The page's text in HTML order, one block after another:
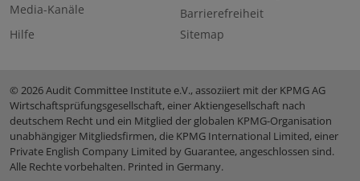
Media-Kanäle
Barrierefreiheit
Hilfe
Sitemap
© 2026 Audit Committee Institute e.V., assoziiert mit der KPMG AG
Wirtschaftsprüfungsgesellschaft, einer Aktiengesellschaft nach
deutschem Recht und ein Mitglied der globalen KPMG-Organisation
unabhängiger Mitgliedsfirmen, die KPMG International Limited, einer
Private English Company Limited by Guarantee, angeschlossen sind.
Alle Rechte vorbehalten. Printed in Germany.